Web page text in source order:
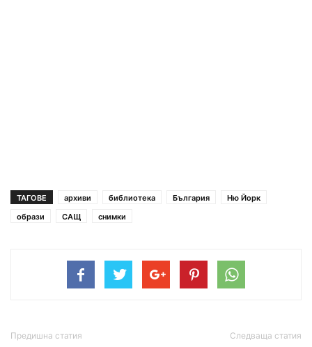
ТАГОВЕ архиви библиотека България
Ню Йорк
образи
САЩ снимки
Предишна статия Следваща статия